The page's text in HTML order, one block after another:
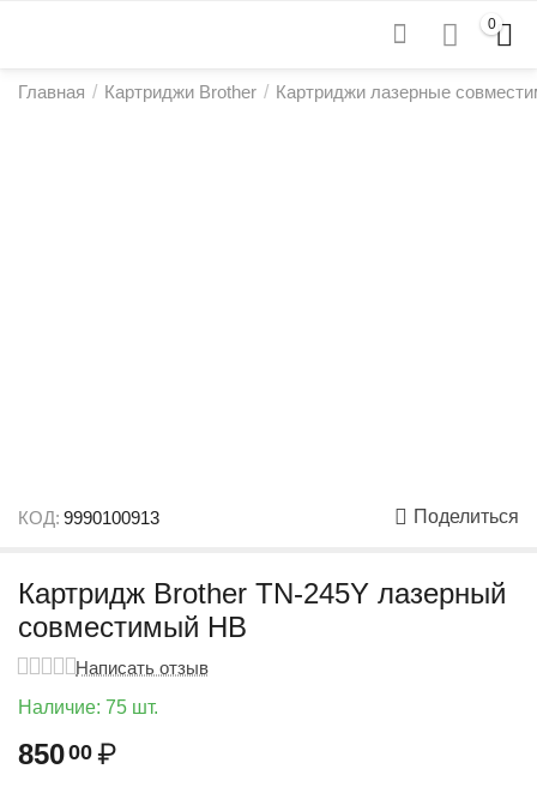
0
Главная / Картриджи Brother / Картриджи лазерные
КОД: 9990100913 Поделиться
Картридж Brother TN-245Y лазерный
совместимый HB
Написать отзыв
Наличие: 75 шт.
85000 ₽